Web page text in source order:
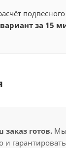
за 15
готов. Мы
и